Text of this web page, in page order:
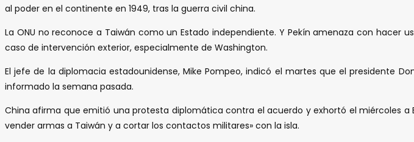
al poder en el continente en 1949, tras la guerra civil china.
La ONU no reconoce a Taiwán como un Estado independiente. Y Pekín amenaza con
caso de intervención exterior, especialmente de Washington.
El jefe de la diplomacia estadounidense, Mike Pompeo, indicó el martes que el presidente
informado la semana pasada.
China afirma que emitió una protesta diplomática contra el acuerdo y exhortó el miércoles
vender armas a Taiwán y a cortar los contactos militares» con la isla.